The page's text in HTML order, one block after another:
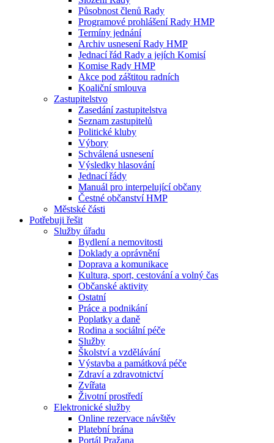
Působnost členů Rady
Programové prohlášení Rady HMP
Termíny jednání
Archiv usnesení Rady HMP
Jednací řád Rady a jejích Komisí
Komise Rady HMP
Akce pod záštitou radních
Koaliční smlouva
Zastupitelstvo
Zasedání zastupitelstva
Seznam zastupitelů
Politické kluby
Výbory
Schválená usnesení
Výsledky hlasování
Jednací řády
Manuál pro interpelující občany
Čestné občanství HMP
Městské části
Potřebuji řešit
Služby úřadu
Bydlení a nemovitosti
Doklady a oprávnění
Doprava a komunikace
Kultura, sport, cestování a volný čas
Občanské aktivity
Ostatní
Práce a podnikání
Poplatky a daně
Rodina a sociální péče
Služby
Školství a vzdělávání
Výstavba a památková péče
Zdraví a zdravotnictví
Zvířata
Životní prostředí
Elektronické služby
Online rezervace návštěv
Platební brána
Portál Pražana